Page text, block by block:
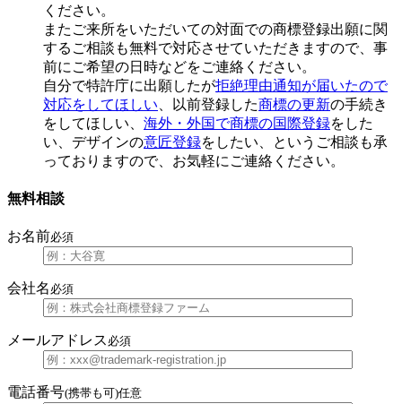
ください。
またご来所をいただいての対面での商標登録出願に関
するご相談も無料で対応させていただきますので、事
前にご希望の日時などをご連絡ください。
自分で特許庁に出願したが拒絶理由通知が届いたので
対応をしてほしい 、以前登録した商標の更新の手続き
をしてほしい、 海外・外国で商標の国際登録をした
い、デザインの意匠登録をしたい、というご相談も承
っておりますので、お気軽にご連絡ください。
無料相談
お名前必須
会社名 必須
メールアドレス 必須
電話番号(携帯も可)任意